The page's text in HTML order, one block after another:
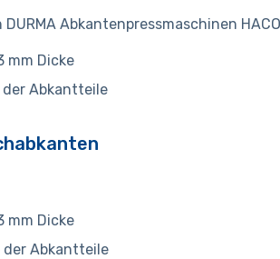
Abkantenpressmaschinen HACO
mm Dicke
der Abkantteile
mm Dicke
der Abkantteile